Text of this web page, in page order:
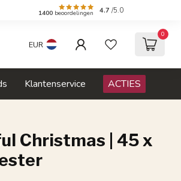
1400 beoordelingen 4.7 /5.0
EUR
0
Klantenservice ACTIES
Christmas | 45 x